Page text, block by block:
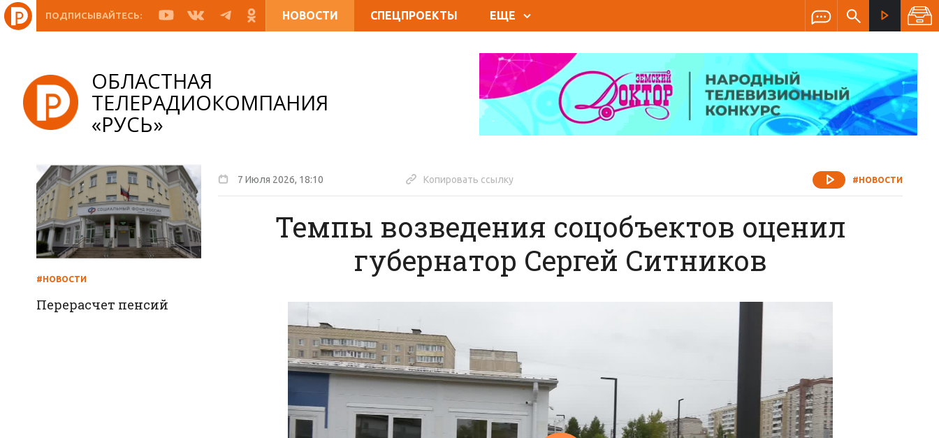
ПОДПИСЫВАЙТЕСЬ: НОВОСТИ СПЕЦПРОЕКТЫ ЕЩЕ
ОБЛАСТНАЯ
ТЕЛЕРАДИОКОМПАНИЯ
«РУСЬ»
7 Июля 2026, 18:10 Копировать ссылку #НОВОСТИ
Темпы возведения соцобъектов оценил
губернатор Сергей Ситников
#НОВОСТИ
Перерасчет пенсий